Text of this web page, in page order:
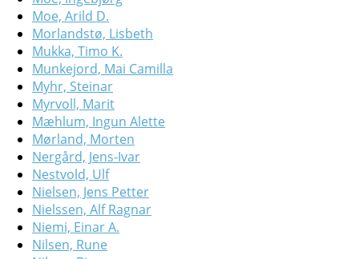
Moe, Arild D.
Morlandstø, Lisbeth
Mukka, Timo K.
Munkejord, Mai Camilla
Myhr, Steinar
Myrvoll, Marit
Mæhlum, Ingun Alette
Mørland, Morten
Nergård, Jens-Ivar
Nestvold, Ulf
Nielsen, Jens Petter
Nielssen, Alf Ragnar
Niemi, Einar A.
Nilsen, Rune